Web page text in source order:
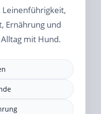
Leinenführigkeit,
Ernährung und
mit Hund.